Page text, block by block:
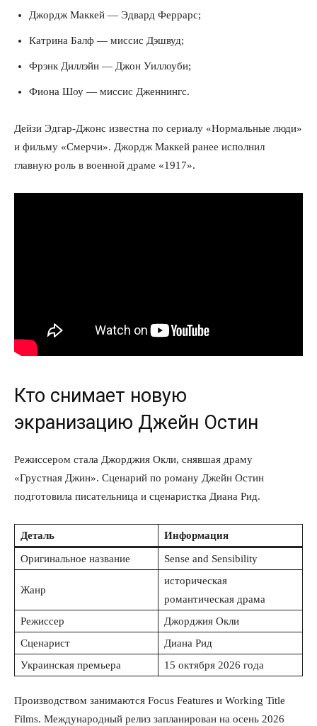
Джордж Маккей — Эдвард Феррарс;
Катрина Балф — миссис Дэшвуд;
Фрэнк Диллэйн — Джон Уиллоуби;
Фиона Шоу — миссис Дженнингс.
Дейзи Эдгар-Джонс известна по сериалу «Нормальные люди»
и фильму «Смерчи». Джордж Маккей ранее исполнил
главную роль в военной драме «1917».
Кто снимает новую
экранизацию Джейн Остин
Режиссером стала Джорджия Окли, снявшая драму
«Грустная Джин». Сценарий по роману Джейн Остин
подготовила писательница и сценаристка Диана Рид.
Деталь Информация
Оригинальное название Sense and Sensibility
Жанр
историческая
романтическая драма
Режиссер
Джорджия Окли
Сценарист
Диана Рид
Украинская премьера
15 октября 2026 года
Производством занимаются Focus Features и Working Title
Films. Международный релиз запланирован на осень 2026